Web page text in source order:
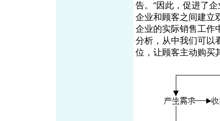
告。”因此，促进了
企业和顾客之间建立
企业的实际销售工作
分析，从中我们可以
位，让顾客主动购买